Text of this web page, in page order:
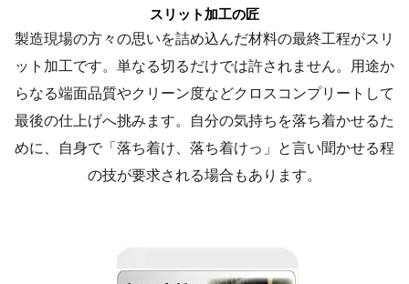
スリット加工の匠
製造現場の方々の思いを詰め込んだ材料の最終工程がスリ
ット加工です。単なる切るだけでは許されません。用途か
らなる端面品質やクリーン度などクロスコンプリートして
最後の仕上げへ挑みます。自分の気持ちを落ち着かせるた
めに、自身で「落ち着け、落ち着けっ」と言い聞かせる程
の技が要求される場合もあります。